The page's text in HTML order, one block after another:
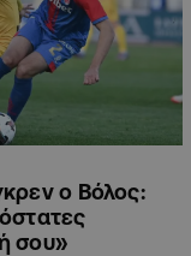
ο Βόλος:
σου»